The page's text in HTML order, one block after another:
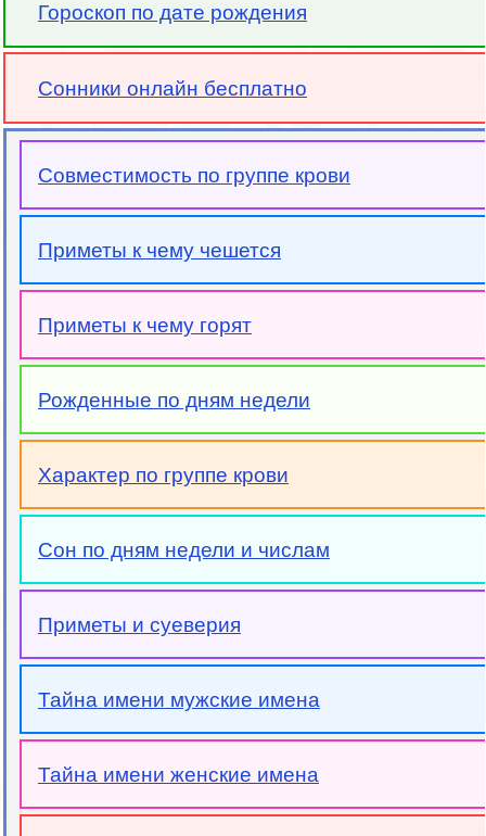
Гороскоп по дате рождения
Сонники онлайн бесплатно
Совместимость по группе крови
Приметы к чему чешется
Приметы к чему горят
Рожденные по дням недели
Характер по группе крови
Сон по дням недели и числам
Приметы и суеверия
Тайна имени мужские имена
Тайна имени женские имена